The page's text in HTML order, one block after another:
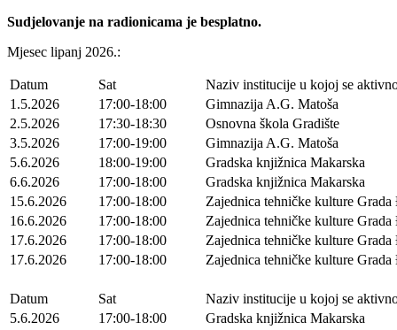
Sudjelovanje na radionicama je besplatno.
Mjesec lipanj 2026.:
Datum Sat
Naziv institucije u kojoj se
1.5.2026
17:00-18:00
Gimnazija A.G. Matoša
2.5.2026
17:30-18:30
Osnovna škola Gradište
3.5.2026
17:00-19:00
Gimnazija A.G. Matoša
5.6.2026
18:00-19:00
Gradska knjižnica Makarska
6.6.2026
17:00-18:00
Gradska knjižnica Makarska
15.6.2026
17:00-18:00
Zajednica tehničke kulture
16.6.2026
17:00-18:00
Zajednica tehničke kulture
17.6.2026
17:00-18:00
Zajednica tehničke kulture
17.6.2026
17:00-18:00 Zajednica tehničke kulture
Datum Sat
Naziv institucije u kojoj se
5.6.2026
17:00-18:00 Gradska knjižnica Makarska